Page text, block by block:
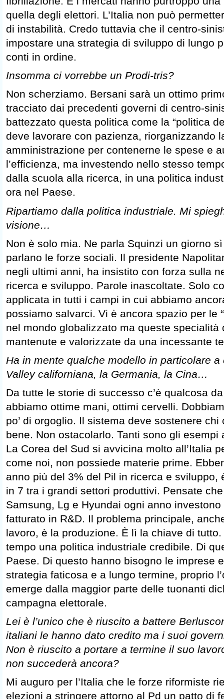
quella degli elettori. L’Italia non può
di instabilità. Credo tuttavia che il centro-
impostare una strategia di sviluppo di lungo
conti in ordine.
Insomma ci vorrebbe un Prodi-tris?
Non scherziamo. Bersani sarà un ottimo
tracciato dai precedenti governi di centro-
battezzato questa politica come la “politica
deve lavorare con pazienza, riorganizzando
amministrazione per contenerne le spese e
l’efficienza, ma investendo nello stesso
dalla scuola alla ricerca, in una politica
ora nel Paese.
Ripartiamo dalla politica industriale. Mi
visione…
Non è solo mia. Ne parla Squinzi un giorno
parlano le forze sociali. Il presidente
negli ultimi anni, ha insistito con forza sulla
ricerca e sviluppo. Parole inascoltate. Solo
applicata in tutti i campi in cui abbiamo
possiamo salvarci. Vi è ancora spazio per le
nel mondo globalizzato ma queste specialità
mantenute e valorizzate da una incessante
Ha in mente qualche modello in particolare
Valley californiana, la Germania, la Cina…
Da tutte le storie di successo c’è qualcosa
abbiamo ottime mani, ottimi cervelli.
po’ di orgoglio. Il sistema deve sostenere
bene. Non ostacolarlo. Tanti sono gli esempi
La Corea del Sud si avvicina molto all’Italia
come noi, non possiede materie prime.
anno più del 3% del Pil in ricerca e sviluppo,
in 7 tra i grandi settori produttivi. Pensate
Samsung, Lg e Hyundai ogni anno investono
fatturato in R&D. Il problema principale,
lavoro, è la produzione. È lì la chiave di
tempo una politica industriale credibile. Di
Paese. Di questo hanno bisogno le imprese
strategia faticosa e a lungo termine, proprio
emerge dalla maggior parte delle tuonanti
campagna elettorale.
Lei è l’unico che è riuscito a battere
italiani le hanno dato credito ma i suoi
Non è riuscito a portare a termine il suo
non succederà ancora?
Mi auguro per l’Italia che le forze riformiste
elezioni a stringere attorno al Pd un patto di